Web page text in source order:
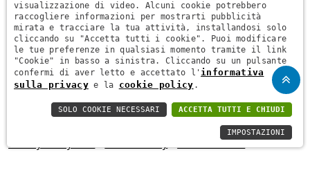
+39 045 829 9111
Privacy Policy-
Area Riservata-
visualizzazione di video. Alcuni cookie potrebbero
raccogliere informazioni per mostrarti pubblicità
mirata e tracciare la tua attività, installandosi solo
cliccando su "Accetta tutti i cookie". Puoi modificare
le tue preferenze in qualsiasi momento tramite il link
"Cookie" in basso a sinistra. Cliccando su un pulsante
confermi di aver letto e accettato l'informativa
sulla privacye la cookie policy .
ACCETTA TUTTI E CHIUDI
SOLO COOKIE NECESSARI
IMPOSTAZIONI